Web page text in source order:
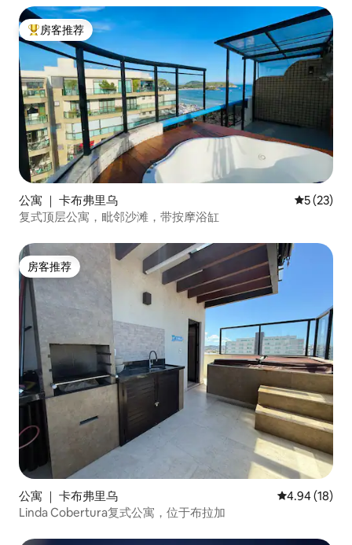
热门「房客推荐」
房客推荐
公寓 ｜ 卡布弗里乌 平均评分
5 (23)
复式顶层公寓，毗邻沙滩，带按摩浴缸
房客推荐
房客推荐
公寓 ｜ 卡布弗里乌 平均评分
4.94 (18)
Linda Cobertura复式公寓，位于布拉加